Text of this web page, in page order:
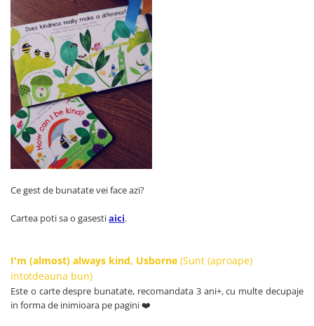
Ce gest de bunatate vei face azi?
Cartea poti sa o gasestiaici.
I'm (almost) always kind, Usborne (Sunt (aproape)
intotdeauna bun)
Este o carte despre bunatate, recomandata 3 ani+, cu multe decupaje
in forma de inimioara pe pagini ❤️